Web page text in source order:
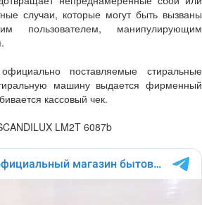
случаи, которые могут быть вызваны
пользователем, манипулирующим
поставляемые стиральные
машину выдается фирменный
кассовый чек.